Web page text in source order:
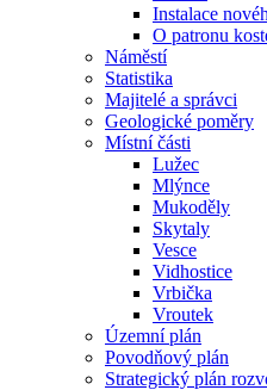
Instalace
O patronu
Náměstí
Statistika
Majitelé a správci
Geologické poměry
Místní části
Lužec
Mlýnce
Mukoděly
Skytaly
Vesce
Vidhostice
Vrbička
Vroutek
Územní plán
Povodňový plán
Strategický plán